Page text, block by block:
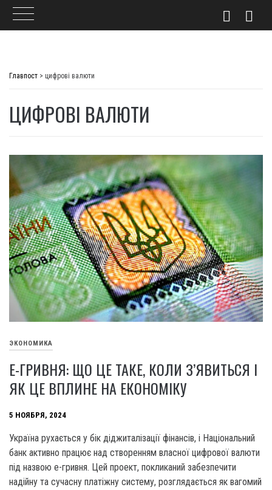
Главпост > цифрові валюти
ЦИФРОВІ ВАЛЮТИ
ЭКОНОМИКА
E-ГРИВНЯ: ЩО ЦЕ ТАКЕ, КОЛИ З’ЯВИТЬСЯ І
ЯК ЦЕ ВПЛИНЕ НА ЕКОНОМІКУ
5 НОЯБРЯ, 2024
Україна рухається у бік діджиталізації фінансів, і Національний
банк активно працює над створенням власної цифрової валюти
під назвою е-гривня. Цей проект, покликаний забезпечити
надійну та сучасну платіжну систему, розглядається як вагомий